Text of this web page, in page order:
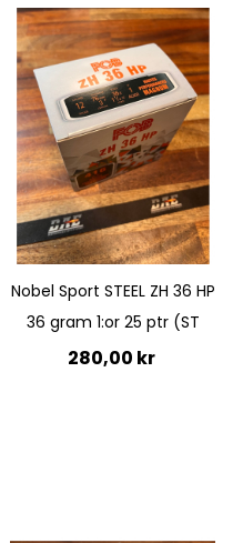
Nobel Sport STEEL ZH 36 HP
36 gram 1:or 25 ptr (ST
280,00 kr